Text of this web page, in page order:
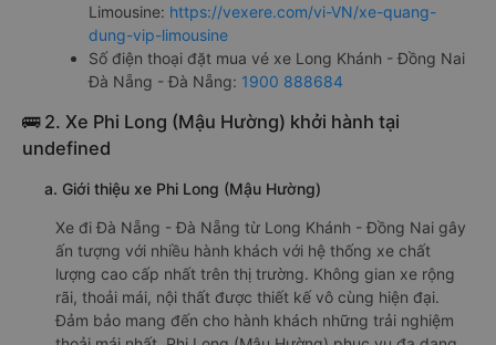
Limousine: https://vexere.com/vi-VN/xe-quang-
dung-vip-limousine
Số điện thoại đặt mua vé xe Long Khánh - Đồng Nai
Đà Nẵng - Đà Nẵng: 1900 888684
🚌 2. Xe Phi Long (Mậu Hường) khởi hành tại
undefined
a. Giới thiệu xe Phi Long (Mậu Hường)
Xe đi Đà Nẵng - Đà Nẵng từ Long Khánh - Đồng Nai gây
ấn tượng với nhiều hành khách với hệ thống xe chất
lượng cao cấp nhất trên thị trường. Không gian xe rộng
rãi, thoải mái, nội thất được thiết kế vô cùng hiện đại.
Đảm bảo mang đến cho hành khách những trải nghiệm